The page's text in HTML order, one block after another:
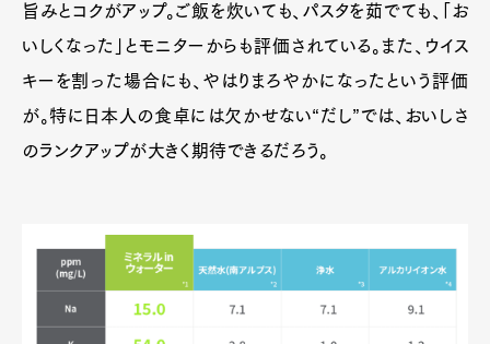
旨みとコクがアップ。ご飯を炊いても、パスタを茹でても、「お
いしくなった」とモニターからも評価されている。また、ウイス
キーを割った場合にも、やはりまろやかになったという評価
が。特に日本人の食卓には欠かせない“だし”では、おいしさ
のランクアップが大きく期待できるだろう。